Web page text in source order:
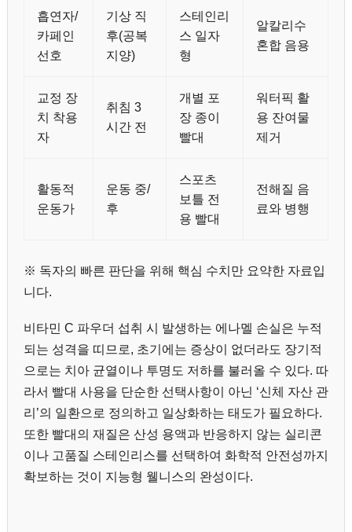
흡연자/
카페인
선호
기상 직
후(공복
지양)
스테인리
스 일자
형
알칼리수
혼합 음용
교정 장
치 착용
자
취침 3
시간 전
개별 포
장 종이
빨대
워터픽 활
용 잔여물
제거
활동적
운동가
운동 중/
후
스포츠
보틀 전
용 빨대
전해질 음
료와 병행
※ 독자의 빠른 판단을 위해 핵심 수치만 요약한 자료입
니다.
비타민 C 파우더 섭취 시 발생하는 에나멜 손실은 누적
되는 성격을 띠므로, 초기에는 증상이 없더라도 장기적
으로는 치아 균열이나 투명도 저하를 불러올 수 있다. 따
라서 빨대 사용을 단순한 선택사항이 아닌 ‘신체 자산 관
리’의 일환으로 정의하고 일상화하는 태도가 필요하다.
또한 빨대의 재질은 산성 용액과 반응하지 않는 실리콘
이나 고품질 스테인리스를 선택하여 화학적 안전성까지
확보하는 것이 지능형 웰니스의 완성이다.